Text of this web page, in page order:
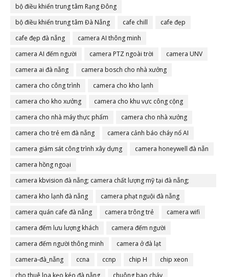
bộ điều khiển trung tâm Rạng Đông
bộ điều khiển trung tâm Đà Nẵng
cafe chill
cafe đẹp
cafe đẹp đà nẵng
camera AI thông minh
camera AI đếm người
camera PTZ ngoài trời
camera UNV
camera ai đà nẵng
camera bosch cho nhà xưởng
camera cho công trình
camera cho kho lạnh
camera cho kho xưởng
camera cho khu vực công cộng
camera cho nhà máy thực phẩm
camera cho nhà xưởng
camera cho trẻ em đà nẵng
camera cảnh báo cháy nổ AI
camera giám sát công trình xây dựng
camera honeywell đà nẵn
camera hồng ngoại
camera kbvision đà nẵng; camera chất lượng mỹ tại đà nẵng;
camera đà nẵng
camera kho lạnh đà nẵng
camera phạt nguội đà nẵng
camera quán cafe đà nẵng
camera trông trẻ
camera wifi
camera đếm lưu lượng khách
camera đếm người
camera đếm người thông minh
camera ở đà lạt
camera-đà_nẵng
ccna ccnp chip H
chip xeon
cho thuê loa kẹo kéo đà nẵng
chuông bao cháy